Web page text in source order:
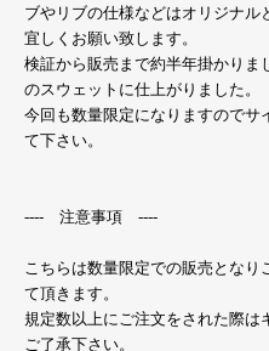
ブやリブの仕様などはオリジナル
宜しくお願い致します。
検証から販売まで約半年掛かりま
のスウェットに仕上がりました。
今回も数量限定になりますのでサ
て下さい。
---- 注意事項 ----
こちらは数量限定での販売とな
て頂きます。
規定数以上にご注文をされた際は
ご了承下さい。